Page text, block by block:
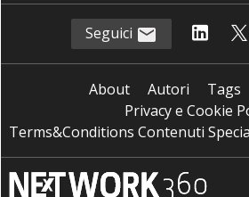
Seguici
About Autori Tags
Privacy e Cookie
Terms&Conditions Contenuti